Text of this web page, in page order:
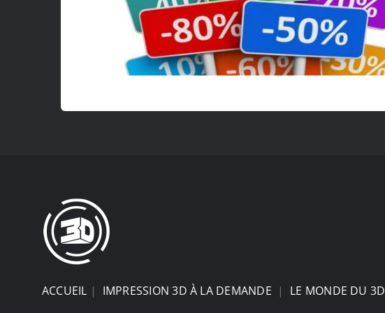
ACCUEIL | IMPRESSION 3D À LA DEMANDE | LE MONDE DU 3D